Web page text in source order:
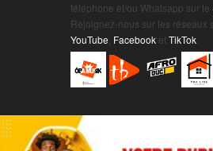
téléphone et/ou Whatsapp sur le
Rejoignez-nous sur les réseaux
YouTube Facebook etTikTok